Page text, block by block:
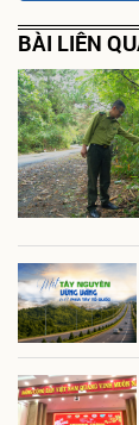
BÀI LIÊN